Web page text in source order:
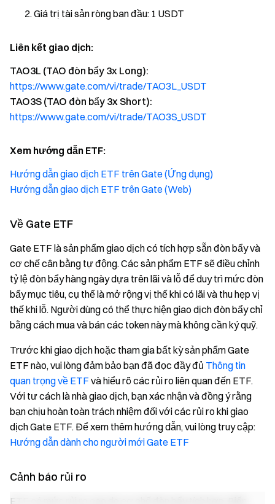
Giá trị tài sản ròng ban đầu: 1 USDT
Liên kết giao dịch:
TAO3L (TAO đòn bẩy 3x Long):
https://www.gate.com/vi/trade/TAO3L_USDT
TAO3S (TAO đòn bẩy 3x Short):
https://www.gate.com/vi/trade/TAO3S_USDT
Xem hướng dẫn ETF:
Hướng dẫn giao dịch ETF trên Gate (Ứng dụng)
Hướng dẫn giao dịch ETF trên Gate (Web)
Về Gate ETF
Gate ETF là sản phẩm giao dịch có tích hợp sẵn đòn bẩy và
cơ chế cân bằng tự động. Các sản phẩm ETF sẽ điều chỉnh
tỷ lệ đòn bẩy hàng ngày dựa trên lãi và lỗ để duy trì mức đòn
bẩy mục tiêu, cụ thể là mở rộng vị thế khi có lãi và thu hẹp vị
thế khi lỗ. Người dùng có thể thực hiện giao dịch đòn bẩy chỉ
bằng cách mua và bán các token này mà không cần ký quỹ.
Trước khi giao dịch hoặc tham gia bất kỳ sản phẩm Gate
ETF nào, vui lòng đảm bảo bạn đã đọc đầy đủ Thông tin
quan trọng về ETF và hiểu rõ các rủi ro liên quan đến ETF.
Với tư cách là nhà giao dịch, bạn xác nhận và đồng ý rằng
bạn chịu hoàn toàn trách nhiệm đối với các rủi ro khi giao
dịch Gate ETF. Để xem thêm hướng dẫn, vui lòng truy cập:
Hướng dẫn dành cho người mới Gate ETF
Cảnh báo rủi ro
ETF có mức rủi ro cao do cơ chế đòn bẩy tích hợp. Biến